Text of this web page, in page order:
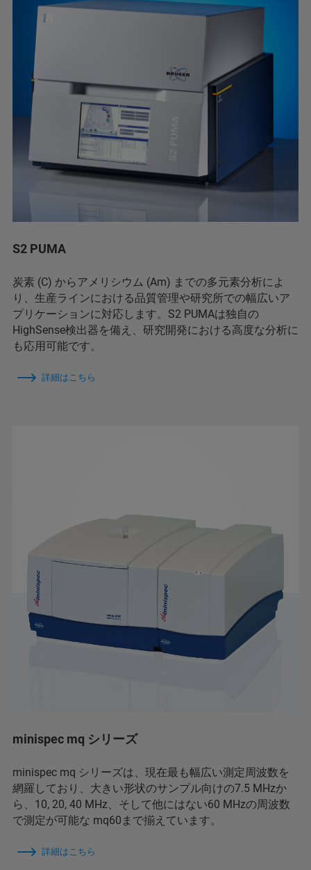
S2 PUMA
炭素 (C) からアメリシウム (Am) までの多元素分析によ
り、生産ラインにおける品質管理や研究所での幅広いア
プリケーションに対応します。S2 PUMAは独自の
HighSense検出器を備え、研究開発における高度な分析に
も応用可能です。
詳細はこちら
minispec mq シリーズ
minispec mq シリーズは、現在最も幅広い測定周波数を
網羅しており、大きい形状のサンプル向けの7.5 MHzか
ら、10, 20, 40 MHz、そして他にはない60 MHzの周波数
で測定が可能な mq60まで揃えています。
詳細はこちら